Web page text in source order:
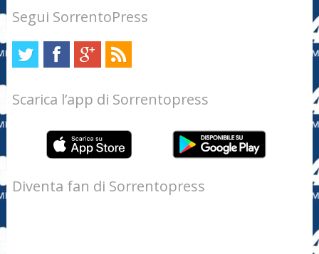
Segui SorrentoPress
Scarica l’app di Sorrentopress
Diventa fan di Sorrentopress